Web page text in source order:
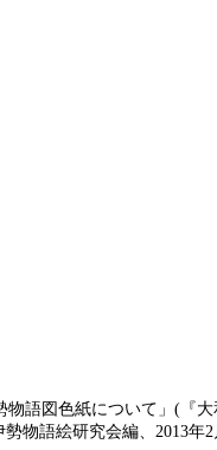
語図色紙について」(『
物語絵研究会編、2013年2